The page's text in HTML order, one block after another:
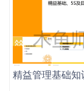
精益管理基础知